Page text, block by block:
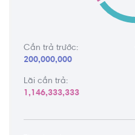
Cần trả trước:
200,000,000
Lãi cần trả:
1,146,333,333